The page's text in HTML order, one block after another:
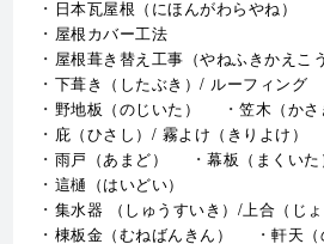
日本瓦屋根（にほんがわらやね）
屋根カバー工法
屋根葺き替え工事（やねふきかえこ
下葺き（したぶき）/ ルーフィング
野地板（のじいた）
笠木（かさ
庇（ひさし）/ 霧よけ（きりよけ）
雨戸（あまど）
幕板（まくいた
這樋（はいどい）
集水器 （しゅうすいき）/上合（じょ
棟板金（むねばんきん）
軒天（